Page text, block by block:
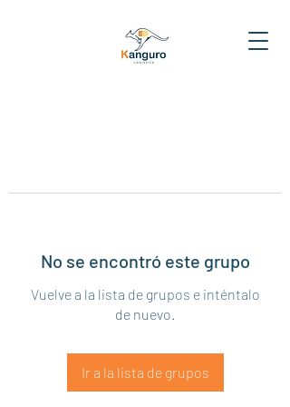
No se encontró este grupo
Vuelve a la lista de grupos e inténtalo
de nuevo.
Ir a la lista de grupos